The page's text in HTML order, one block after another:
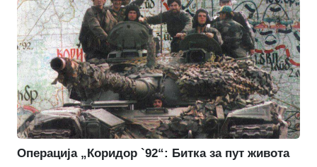
Операција „Коридор `92“: Битка за пут живота